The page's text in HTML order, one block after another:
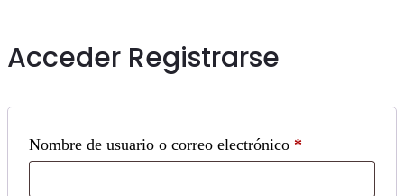
Acceder Registrarse
Nombre de usuario o correo electrónico *